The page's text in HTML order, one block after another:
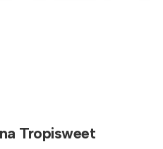
Tropisweet